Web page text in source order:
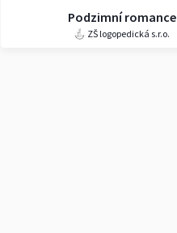
Podzimní romance
ZŠ logopedická s.r.o.